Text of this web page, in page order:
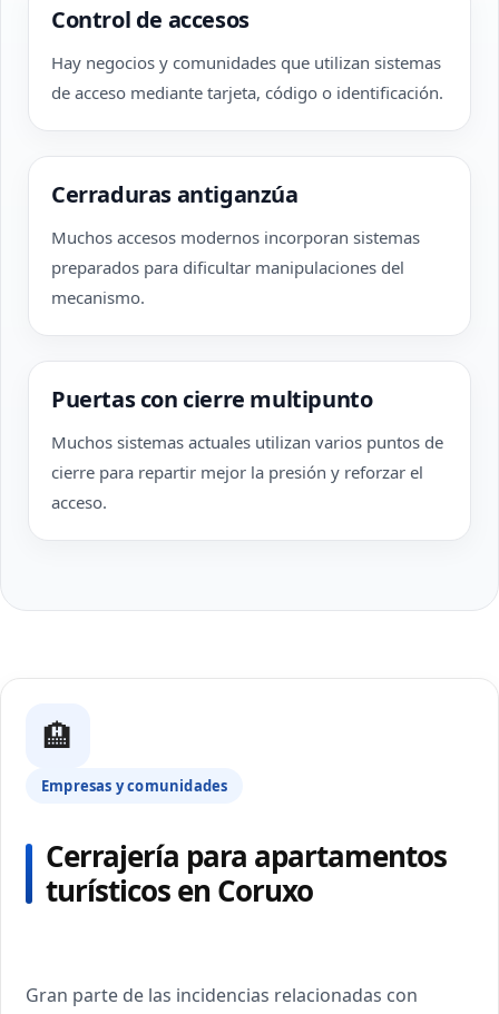
Control de accesos
Hay negocios y comunidades que utilizan sistemas
de acceso mediante tarjeta, código o identificación.
Cerraduras antiganzúa
Muchos accesos modernos incorporan sistemas
preparados para dificultar manipulaciones del
mecanismo.
Puertas con cierre multipunto
Muchos sistemas actuales utilizan varios puntos de
cierre para repartir mejor la presión y reforzar el
acceso.
🏨
Empresas y comunidades
Cerrajería para apartamentos
turísticos en Coruxo
Gran parte de las incidencias relacionadas con